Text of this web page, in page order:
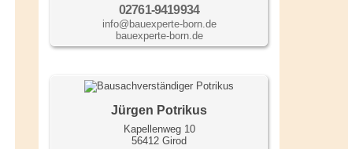
02761-9419934
info@bauexperte-born.de
bauexperte-born.de
Jürgen Potrikus
Kapellenweg 10
56412 Girod